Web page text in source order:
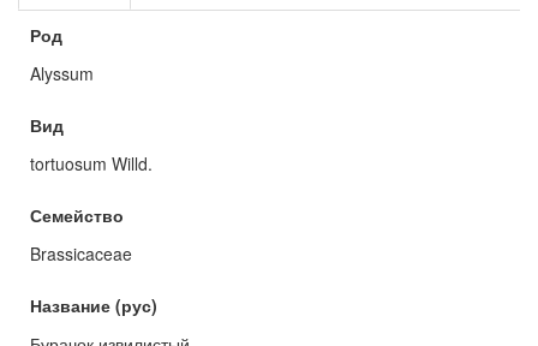
Род
Alyssum
Вид
tortuosum Willd.
Семейство
Brassicaceae
Название (рус)